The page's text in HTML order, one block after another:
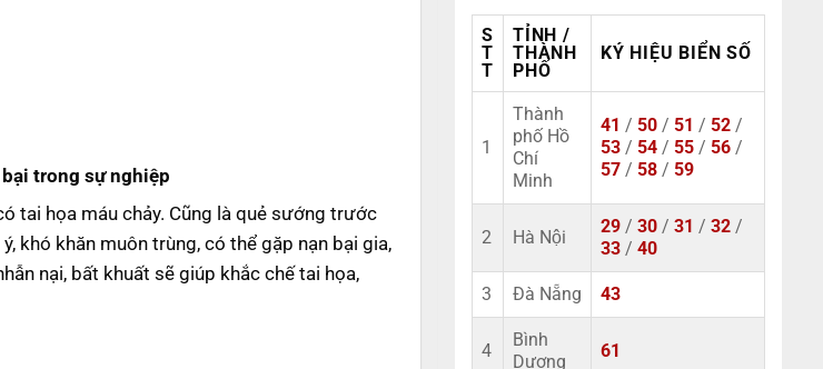
trong sự nghiệp
tai họa máu chảy. Cũng là quẻ sướng trước
khó khăn muôn trùng, có thể gặp nạn bại gia,
nại, bất khuất sẽ giúp khắc chế tai họa,
S
T
T
TỈNH /
THÀNH
PHỐ
KÝ HIỆU BIỂN SỐ
1
Thành
phố Hồ
Chí
Minh
41 / 50 / 51 / 52 /
53 / 54 / 55 / 56 /
57 / 58 / 59
2 Hà Nội
29 / 30 / 31 / 32 /
33 / 40
3 Đà Nẵng 43
4
Bình
Dương
61